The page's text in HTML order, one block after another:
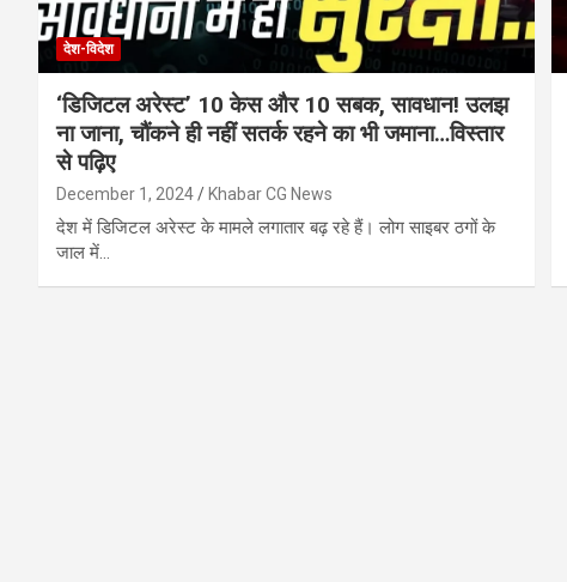
देश-विदेश
‘डिजिटल अरेस्ट’ 10 केस और 10 सबक, सावधान! उलझ
ना जाना, चौंकने ही नहीं सतर्क रहने का भी जमाना…विस्तार
से पढ़िए
December 1, 2024 Khabar CG News
देश में डिजिटल अरेस्ट के मामले लगातार बढ़ रहे हैं। लोग साइबर ठगों के
जाल में…